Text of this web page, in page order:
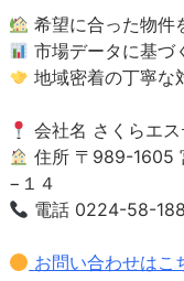
希望に合った物件
市場データに基づ
地域密着の丁寧な
会社名 さくらエ
住所 〒989-1605
−１４
電話 0224-58-
お問い合わせはこ